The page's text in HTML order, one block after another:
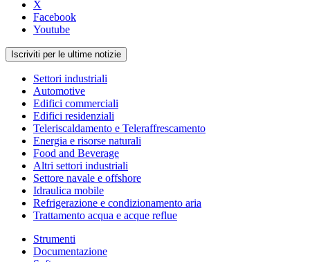
X
Facebook
Youtube
Iscriviti per le ultime notizie
Settori industriali
Automotive
Edifici commerciali
Edifici residenziali
Teleriscaldamento e Teleraffrescamento
Energia e risorse naturali
Food and Beverage
Altri settori industriali
Settore navale e offshore
Idraulica mobile
Refrigerazione e condizionamento aria
Trattamento acqua e acque reflue
Strumenti
Documentazione